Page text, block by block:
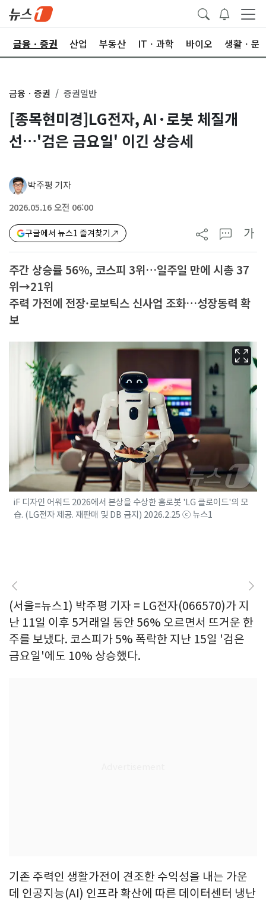
금융ㆍ증권 산업 부동산 ITㆍ과학 바이오 생활ㆍ문
금융ㆍ증권 증권일반
[종목현미경]LG전자, AI·로봇 체질개
선…'검은 금요일' 이긴 상승세
박주평 기자
2026.05.16 오전 06:00
구글에서 뉴스1 즐겨찾기 가
주간 상승률 56%, 코스피 3위…일주일 만에 시총 37
위→21위
주력 가전에 전장·로보틱스 신사업 조화…성장동력 확
보
iF 디자인 어워드 2026에서 본상을 수상한 홈로봇 'LG 클로이드'의 모
습. (LG전자 제공. 재판매 및 DB 금지) 2026.2.25 ⓒ 뉴스1
(서울=뉴스1) 박주평 기자 = LG전자(066570)가 지
난 11일 이후 5거래일 동안 56% 오르면서 뜨거운 한
주를 보냈다. 코스피가 5% 폭락한 지난 15일 '검은
금요일'에도 10% 상승했다.
기존 주력인 생활가전이 견조한 수익성을 내는 가운
데 인공지능(AI) 인프라 확산에 따른 데이터센터 냉난